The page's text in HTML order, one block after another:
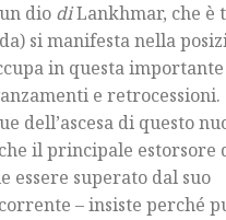
dio diLankhmar, che è
si manifesta nella
in questa
e retrocessioni.
dell’ascesa di questo
il principale estorsore
essere superato dal suo
– insiste perché